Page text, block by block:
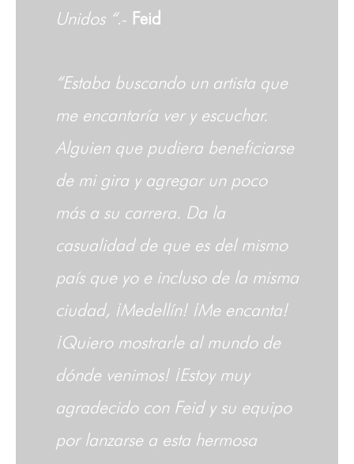
Unidos “.- Feid
“Estaba buscando un artista que
me encantaría ver y escuchar.
Alguien que pudiera beneficiarse
de mi gira y agregar un poco
más a su carrera. Da la
casualidad de que es del mismo
país que yo e incluso de la misma
ciudad, ¡Medellín! ¡Me encanta!
¡Quiero mostrarle al mundo de
dónde venimos! ¡Estoy muy
agradecido con Feid y su equipo
por lanzarse a esta hermosa